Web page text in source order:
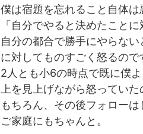
僕は宿題を忘れること自体は
「自分でやると決めたこと
自分の都合で勝手にやらない
に対してものすごく怒るので
2人とも小6の時点で既に僕
上を見上げながら怒ってい
もちろん、その後フォローは
ご家庭にもちゃんと。